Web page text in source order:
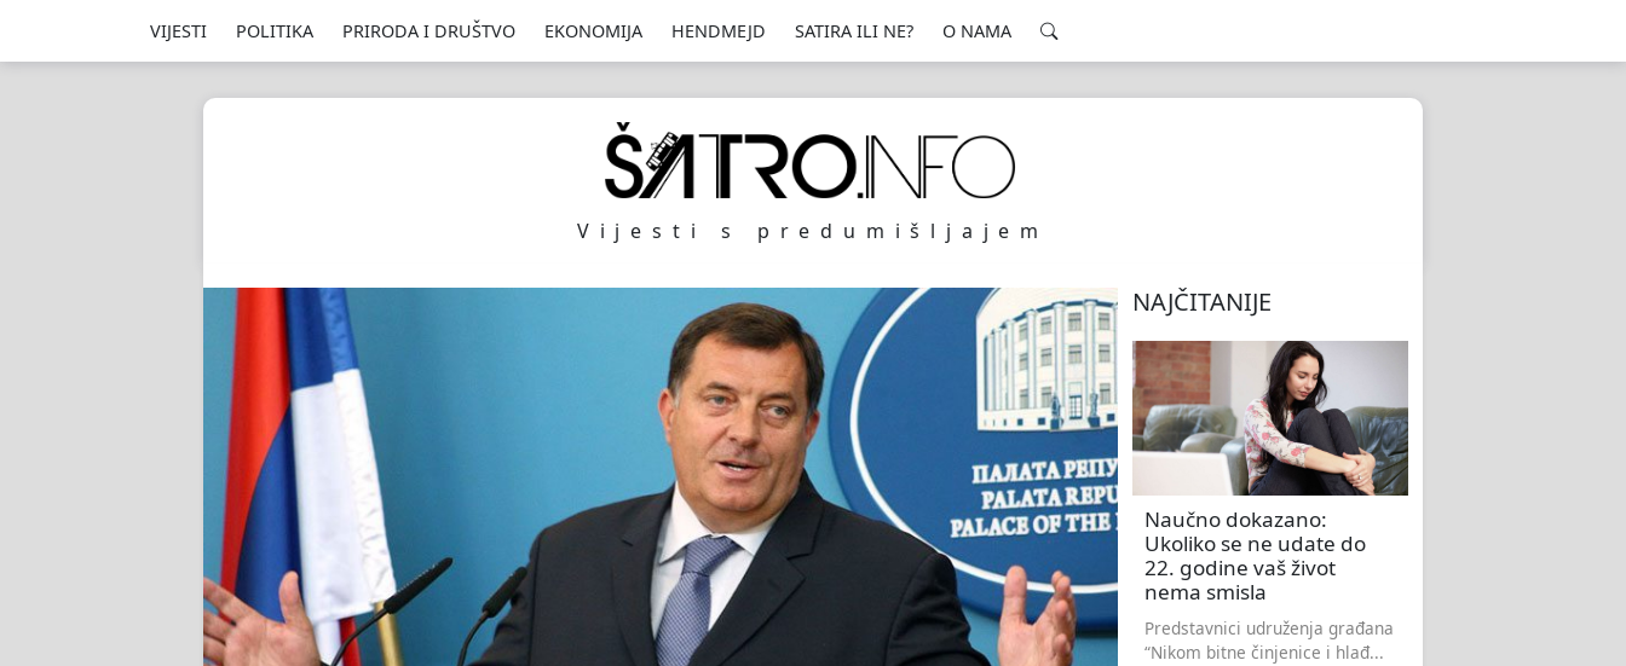
VIJESTI POLITIKA PRIRODA I DRUŠTVO EKONOMIJA HENDMEJD SATIRA ILI NE? O NAMA
Vijesti s predumišljajem
NAJČITANIJE
Naučno dokazano:
Ukoliko se ne udate do
22. godine vaš život
nema smisla
Predstavnici udruženja građana
“Nikom bitne činjenice i hlađ...